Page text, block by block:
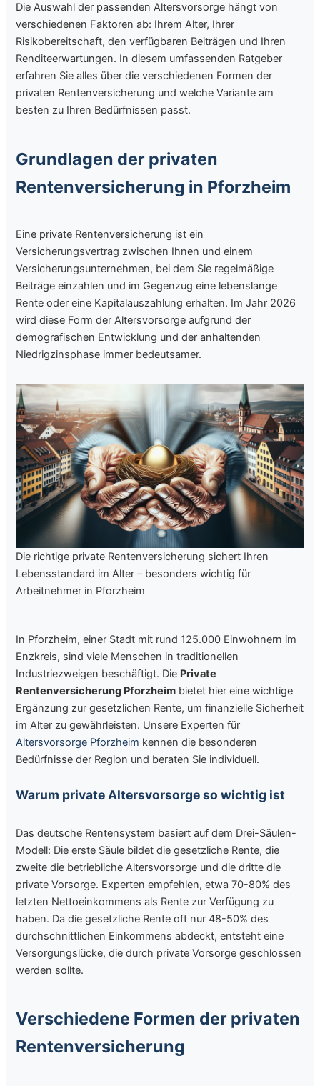
Die Auswahl der passenden Altersvorsorge hängt von
verschiedenen Faktoren ab: Ihrem Alter, Ihrer
Risikobereitschaft, den verfügbaren Beiträgen und Ihren
Renditeerwartungen. In diesem umfassenden Ratgeber
erfahren Sie alles über die verschiedenen Formen der
privaten Rentenversicherung und welche Variante am
besten zu Ihren Bedürfnissen passt.
Grundlagen der privaten
Rentenversicherung in Pforzheim
Eine private Rentenversicherung ist ein
Versicherungsvertrag zwischen Ihnen und einem
Versicherungsunternehmen, bei dem Sie regelmäßige
Beiträge einzahlen und im Gegenzug eine lebenslange
Rente oder eine Kapitalauszahlung erhalten. Im Jahr 2026
wird diese Form der Altersvorsorge aufgrund der
demografischen Entwicklung und der anhaltenden
Niedrigzinsphase immer bedeutsamer.
Die richtige private Rentenversicherung sichert Ihren
Lebensstandard im Alter – besonders wichtig für
Arbeitnehmer in Pforzheim
In Pforzheim, einer Stadt mit rund 125.000 Einwohnern im
Enzkreis, sind viele Menschen in traditionellen
Industriezweigen beschäftigt. Die Private
Rentenversicherung Pforzheim bietet hier eine wichtige
Ergänzung zur gesetzlichen Rente, um finanzielle Sicherheit
im Alter zu gewährleisten. Unsere Experten für
Altersvorsorge Pforzheim kennen die besonderen
Bedürfnisse der Region und beraten Sie individuell.
Warum private Altersvorsorge so wichtig ist
Das deutsche Rentensystem basiert auf dem Drei-Säulen-
Modell: Die erste Säule bildet die gesetzliche Rente, die
zweite die betriebliche Altersvorsorge und die dritte die
private Vorsorge. Experten empfehlen, etwa 70-80% des
letzten Nettoeinkommens als Rente zur Verfügung zu
haben. Da die gesetzliche Rente oft nur 48-50% des
durchschnittlichen Einkommens abdeckt, entsteht eine
Versorgungslücke, die durch private Vorsorge geschlossen
werden sollte.
Verschiedene Formen der privaten
Rentenversicherung